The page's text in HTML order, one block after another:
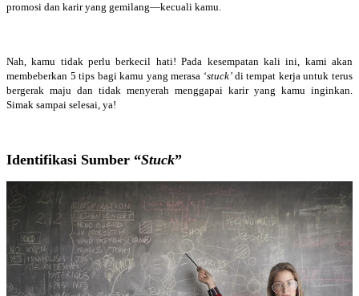
promosi dan karir yang gemilang—kecuali kamu.
Nah, kamu tidak perlu berkecil hati! Pada kesempatan kali ini, kami akan
membeberkan 5 tips bagi kamu yang merasa ‘stuck’ di tempat kerja untuk terus
bergerak maju dan tidak menyerah menggapai karir yang kamu inginkan.
Simak sampai selesai, ya!
Identifikasi Sumber “Stuck”